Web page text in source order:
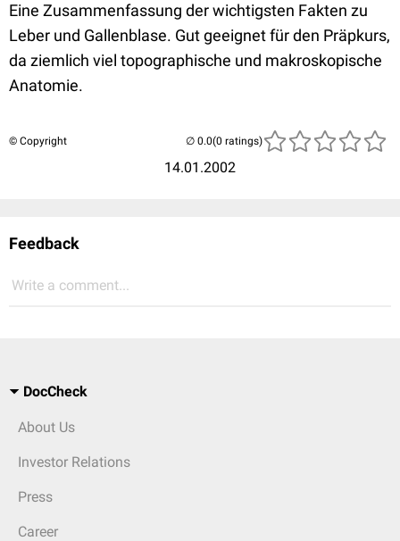
Eine Zusammenfassung der wichtigsten Fakten zu
Leber und Gallenblase. Gut geeignet für den Präpkurs,
da ziemlich viel topographische und makroskopische
Anatomie.
© Copyright
14.01.2002
(0 ratings)
Feedback
Write a comment...
DocCheck
About Us
Investor Relations
Press
Career